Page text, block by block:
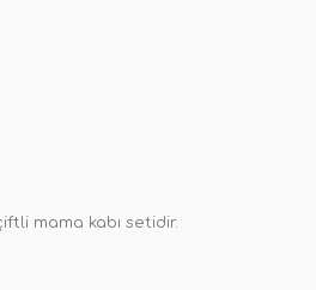
mama kabı setidir.